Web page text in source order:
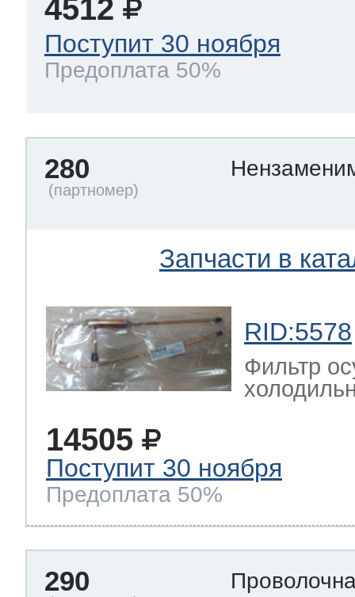
4512
Поступит 30 ноября
Предоплата 50%
280
Запчасти в
RID:5578
Фильтр
14505
Поступит 30 ноября
Предоплата 50%
290